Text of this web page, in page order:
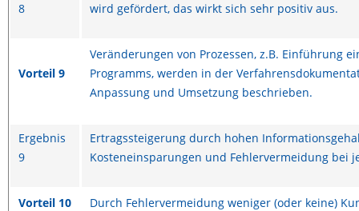
8
wird gefördert, das wirkt sich sehr positiv aus.
Vorteil 9
Veränderungen von Prozessen, z.B. Einführung
Programms, werden in der
Anpassung und Umsetzung beschrieben.
Ergebnis
9
Ertragssteigerung durch hohen
Kosteneinsparungen und Fehlervermeidung bei
Vorteil 10 Durch Fehlervermeidung weniger (oder keine)